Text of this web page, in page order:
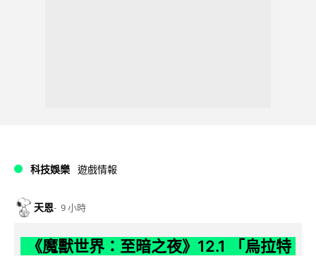
科技娛樂 遊戲情報
天恩 9 小時
《魔獸世界：至暗之夜》12.1 「烏拉特